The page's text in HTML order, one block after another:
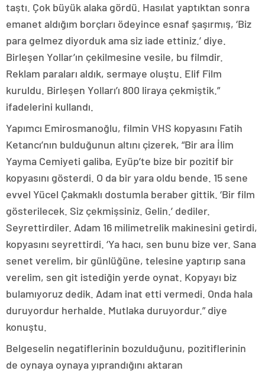
taştı. Çok büyük alaka gördü. Hasılat yaptıktan sonra
emanet aldığım borçları ödeyince esnaf şaşırmış, ‘Biz
para gelmez diyorduk ama siz iade ettiniz.’ diye.
Birleşen Yollar’ın çekilmesine vesile, bu filmdir.
Reklam paraları aldık, sermaye oluştu. Elif Film
kuruldu. Birleşen Yolları’ı 800 liraya çekmiştik.”
ifadelerini kullandı.
Yapımcı Emirosmanoğlu, filmin VHS kopyasını Fatih
Ketancı’nın bulduğunun altını çizerek, “Bir ara İlim
Yayma Cemiyeti galiba, Eyüp’te bize bir pozitif bir
kopyasını gösterdi. O da bir yara oldu bende. 15 sene
evvel Yücel Çakmaklı dostumla beraber gittik. ‘Bir film
gösterilecek. Siz çekmişsiniz. Gelin.’ dediler.
Seyrettirdiler. Adam 16 milimetrelik makinesini getirdi,
kopyasını seyrettirdi. ‘Ya hacı, sen bunu bize ver. Sana
senet verelim, bir günlüğüne, telesine yaptırıp sana
verelim, sen git istediğin yerde oynat. Kopyayı biz
bulamıyoruz dedik. Adam inat etti vermedi. Onda hala
duruyordur herhalde. Mutlaka duruyordur.” diye
konuştu.
Belgeselin negatiflerinin bozulduğunu, pozitiflerinin
de oynaya oynaya yıprandığını aktaran